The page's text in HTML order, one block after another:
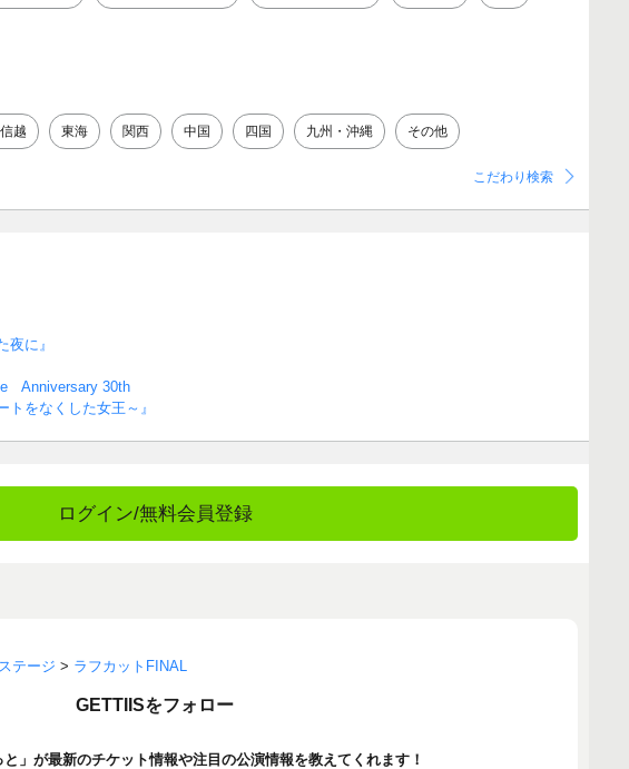
越 東海 関西 中国 四国 九州・沖縄 その他
こだわり検索
夜に』
Anniversary 30th
トをなくした女王～』
ログイン/無料会員登録
テージ > ラフカットFINAL
GETTIISをフォロー
と」が最新のチケット情報や注目の公演情報を教えてくれます！